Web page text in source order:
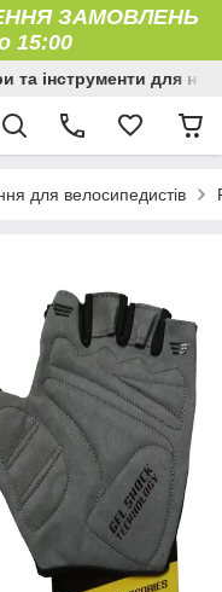
ЗАМОВЛЕНЬ
15:00
та інструменти для них
для велосипедистів